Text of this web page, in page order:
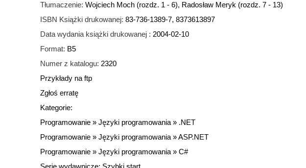
Tłumaczenie: Wojciech Moch (rozdz. 1 - 6), Radosław Meryk (rozdz. 7 - 13)
ISBN Książki drukowanej: 83-736-1389-7, 8373613897
Data wydania książki drukowanej : 2004-02-10
Format: B5
Numer z katalogu: 2320
Przykłady na ftp
Zgłoś erratę
Kategorie:
Programowanie » Języki programowania » .NET
Programowanie » Języki programowania »ASP.NET
Programowanie » Języki programowania » C#